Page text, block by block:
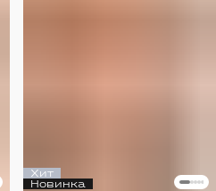
Хит
Новинка